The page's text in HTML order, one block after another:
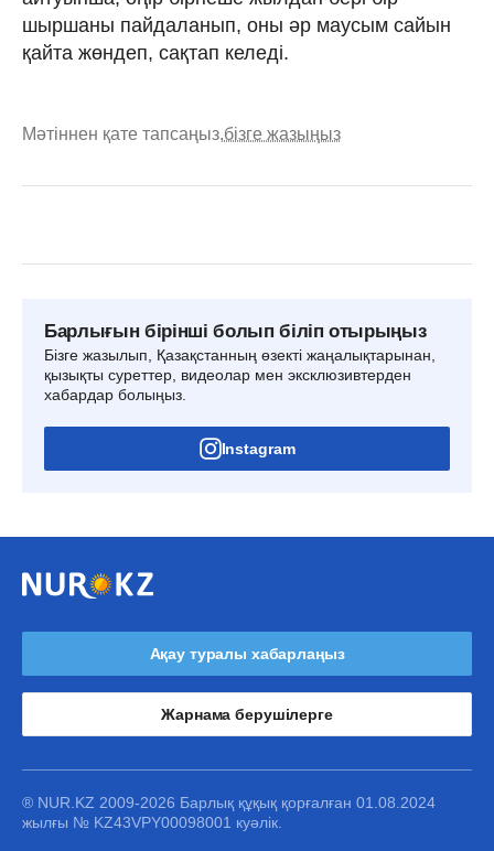
шыршаны пайдаланып, оны әр маусым сайын
қайта жөндеп, сақтап келеді.
Мәтіннен қате тапсаңыз,бізге жазыңыз
Барлығын бірінші болып біліп отырыңыз
Бізге жазылып, Қазақстанның өзекті жаңалықтарынан,
қызықты суреттер, видеолар мен эксклюзивтерден
хабардар болыңыз.
Instagram
Ақау туралы хабарлаңыз
Жарнама берушілерге
® NUR.KZ 2009-2026 Барлық құқық қорғалған 01.08.2024
жылғы № KZ43VPY00098001 куәлік.